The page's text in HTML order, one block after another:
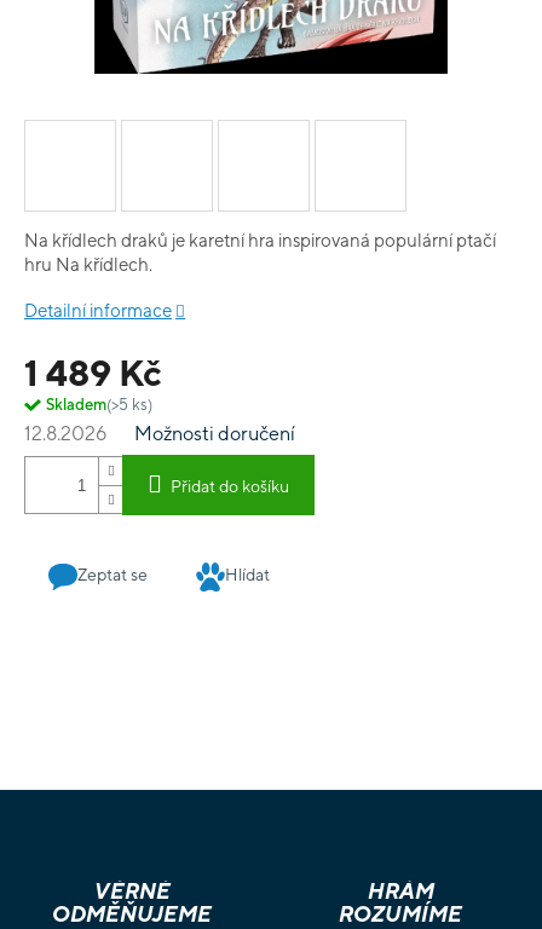
1 489 Kč
Skladem(>5 ks)
12.8.2026 Možnosti doručení
Přidat do košíku
Na křídlech draků je karetní hra inspirovaná populární ptačí
hru Na křídlech.
Detailní informace
Zeptat se Hlídat
VĚRNÉ
ODMĚŇUJEME
HRÁM
ROZUMÍME